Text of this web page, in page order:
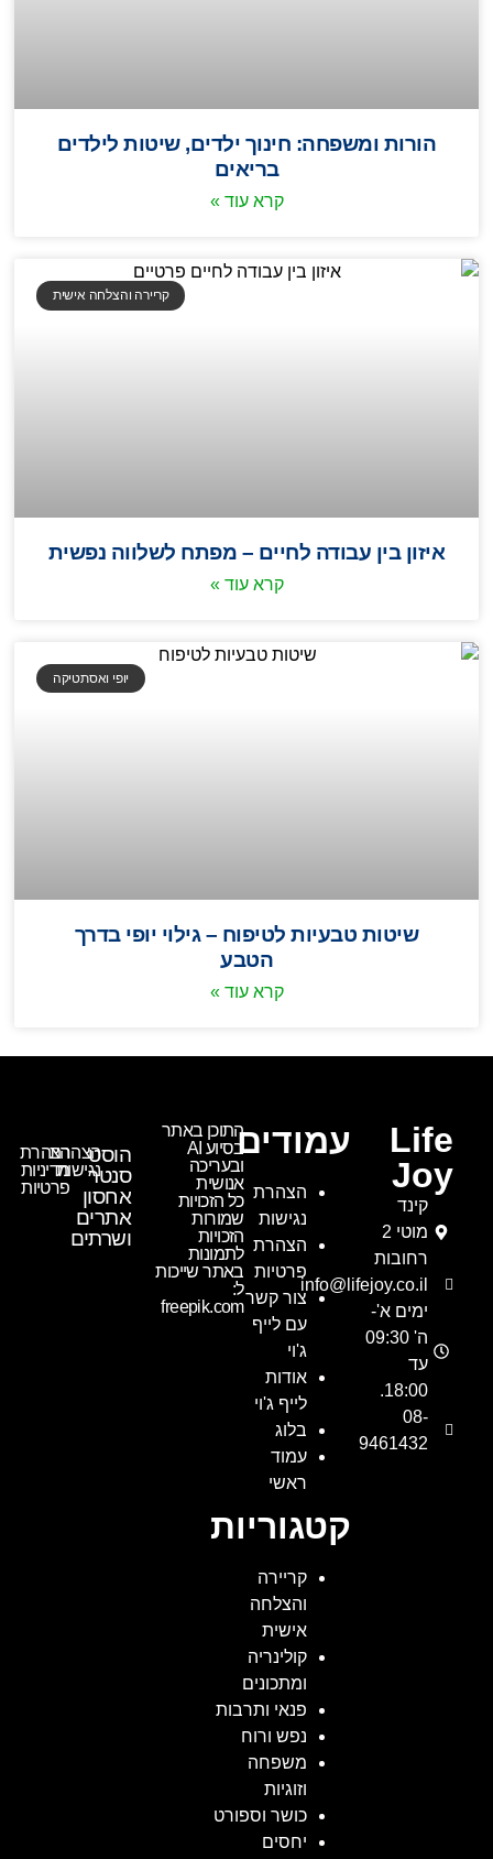
הורות ומשפחה: חינוך ילדים, שיטות לילדים
בריאים
קרא עוד »
קריירה והצלחה אישית
איזון בין עבודה לחיים – מפתח לשלווה נפשית
קרא עוד »
יופי ואסתטיקה
שיטות טבעיות לטיפוח – גילוי יופי בדרך
הטבע
קרא עוד »
Life
Joy
קינד
מוטי 2
רחובות
info@lifejoy.co.il
ימים א'-
ה' 09:30
עד
18:00.
08-
9461432
עמודים
הצהרת
נגישות
הצהרת
פרטיות
צור קשר
עם לייף
ג'וי
אודות
לייף ג'וי
בלוג
עמוד
ראשי
קטגוריות
קריירה
והצלחה
אישית
קולינריה
ומתכונים
פנאי ותרבות
נפש ורוח
משפחה
וזוגיות
כושר וספורט
יחסים
התוכן באתר
בסיוע AI
ובעריכה
אנושית
כל הזכויות
שמורות
הזכויות
לתמונות
באתר שייכות
ל:
freepik.com
הצהרת
מדיניות
פרטיות
הצהרת
נגישות
הוסט
סנטר
אחסון
אתרים
ושרתים